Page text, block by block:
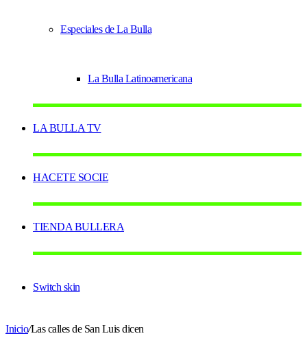
Especiales de La Bulla
La Bulla Latinoamericana
LA BULLA TV
HACETE SOCIE
TIENDA BULLERA
Switch skin
Inicio/Las calles de San Luis dicen